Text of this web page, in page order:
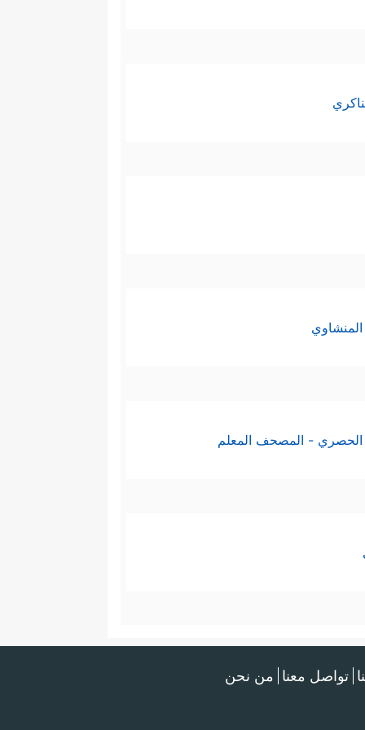
الحصري - المصحف المعلم
تواصل معنا من نحن